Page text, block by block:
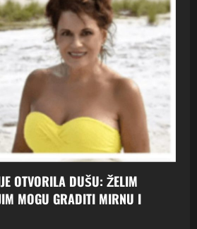
OTVORILA DUŠU: ŽELIM
MOGU GRADITI MIRNU I